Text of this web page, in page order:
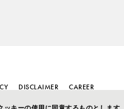
DISCLAIMER CAREER